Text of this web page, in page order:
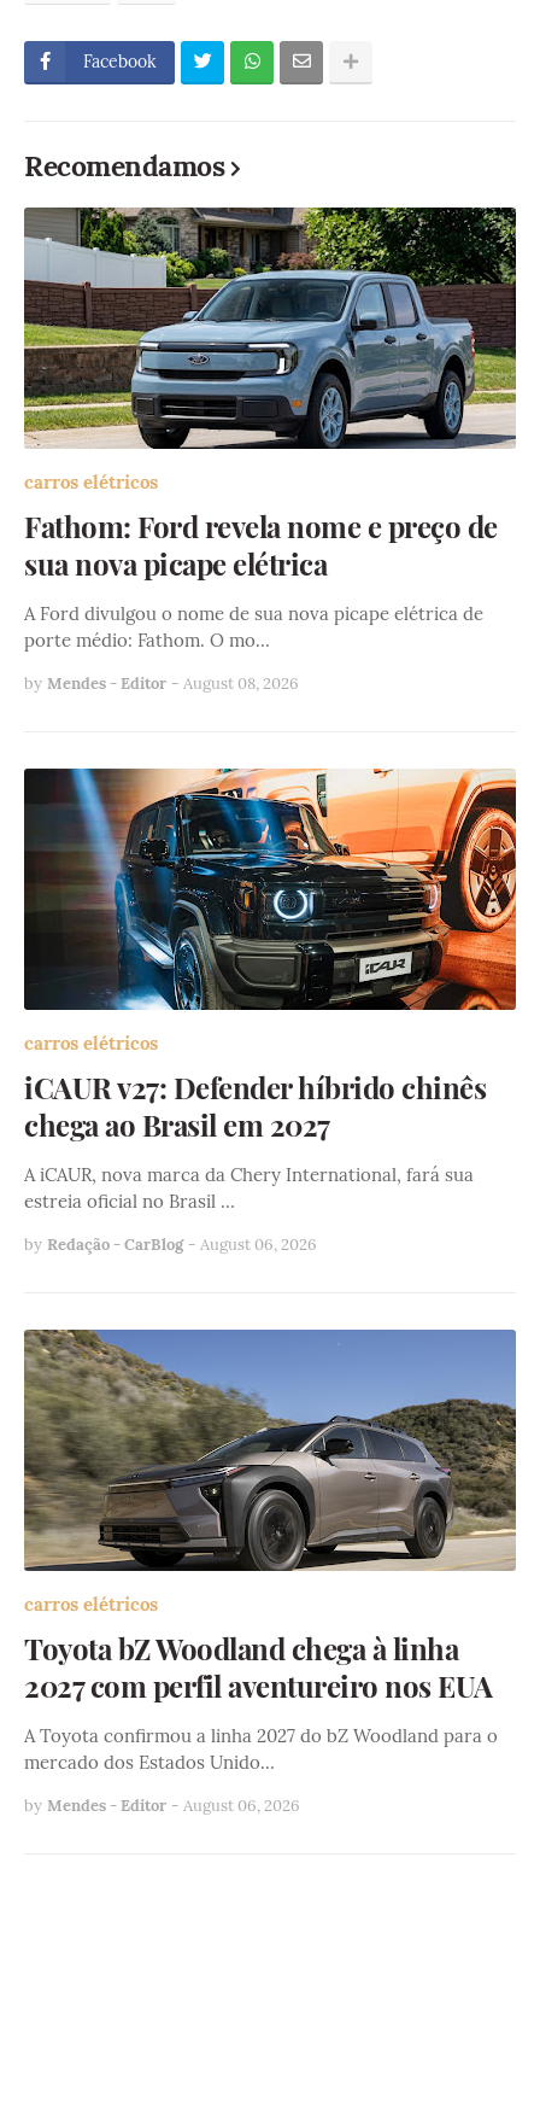
Facebook
Recomendamos
carros elétricos
Fathom: Ford revela nome e preço de
sua nova picape elétrica
A Ford divulgou o nome de sua nova picape elétrica de
porte médio: Fathom. O mo…
by Mendes - Editor - August 08, 2026
carros elétricos
iCAUR v27: Defender híbrido chinês
chega ao Brasil em 2027
A iCAUR, nova marca da Chery International, fará sua
estreia oficial no Brasil …
by Redação - CarBlog - August 06, 2026
carros elétricos
Toyota bZ Woodland chega à linha
2027 com perfil aventureiro nos EUA
A Toyota confirmou a linha 2027 do bZ Woodland para o
mercado dos Estados Unido…
by Mendes - Editor - August 06, 2026